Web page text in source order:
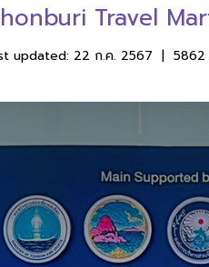
Travel
updated: 22 ก.ค. 2567 | 5862